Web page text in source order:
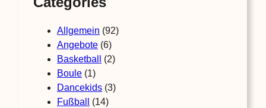
Allgemein (92)
Angebote (6)
Basketball
(2)
Boule (1)
Dancekids (3)
Fußball
(14)